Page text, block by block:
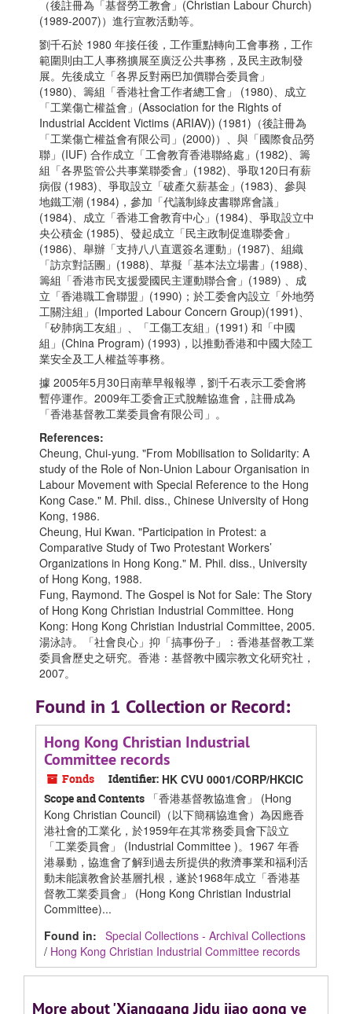
（後註冊為「基督勞工教會」(Christian Labour Church)
(1989-2007)）進行宣教活動等。
劉千石於 1980 年接任後，工作重點轉向工會事務，工作
範圍則由工人事務擴展至廣泛公共事務，及民主政制發
展。先後成立「各界反對兩巴加價聯合委員會」
(1980)、籌組「香港社會工作者總工會」 (1980)、成立
「工業傷亡權益會」(Association for the Rights of
Industrial Accident Victims (ARIAV)) (1981)（後註冊為
「工業傷亡權益會有限公司」(2000)）、與「國際食品勞
聯」(IUF) 合作成立「工會教育香港聯絡處」(1982)、籌
組「各界監管公共事業聯委會」(1982)、爭取120日有薪
病假 (1983)、爭取設立「破產欠薪基金」(1983)、參與
地鐵工潮 (1984)，參加「代議制綠皮書聯席會議」
(1984)、成立「香港工會教育中心」(1984)、爭取設立中
央公積金 (1985)、發起成立「民主政制促進聯委會」
(1986)、舉辦「支持八八直選簽名運動」(1987)、組織
「訪京對話團」(1988)、草擬「基本法立場書」(1988)、
籌組「香港市民支援愛國民主運動聯合會」(1989) 、成
立「香港職工會聯盟」(1990)；於工委會內設立「外地勞
工關注組」(Imported Labour Concern Group)(1991)、
「矽肺病工友組」、「工傷工友組」(1991) 和「中國
組」(China Program) (1993)，以推動香港和中國大陸工
業安全及工人權益等事務。
據 2005年5月30日南華早報報導，劉千石表示工委會將
暫停運作。2009年工委會正式脫離協進會，註冊成為
「香港基督教工業委員會有限公司」。
References:
Cheung, Chui-yung. "From Mobilisation to Solidarity: A
study of the Role of Non-Union Labour Organisation in
Labour Movement with Special Reference to the Hong
Kong Case." M. Phil. diss., Chinese University of Hong
Kong, 1986.
Cheung, Hui Kwan. "Participation in Protest: a
Comparative Study of Two Protestant Workers’
Organizations in Hong Kong." M. Phil. diss., University
of Hong Kong, 1988.
Fung, Raymond. The Gospel is Not for Sale: The Story
of Hong Kong Christian Industrial Committee. Hong
Kong: Hong Kong Christian Industrial Committee, 2005.
湯泳詩。「社會良心」抑「搞事份子」：香港基督教工業
委員會歷史之研究。香港：基督教中國宗教文化研究社，
2007。
Found in 1 Collection or Record:
Hong Kong Christian Industrial
Committee records
Fonds Identifier: HK CVU 0001/CORP/HKCIC
Scope and Contents 「香港基督教協進會」 (Hong
Kong Christian Council)（以下簡稱協進會）為因應香
港社會的工業化，於1959年在其常務委員會下設立
「工業委員會」 (Industrial Committee )。1967 年香
港暴動，協進會了解到過去所提供的救濟事業和福利活
動未能讓教會於基層扎根，遂於1968年成立「香港基
督教工業委員會」 (Hong Kong Christian Industrial
Committee)...
Found in: Special Collections - Archival Collections
/ Hong Kong Christian Industrial Committee records
More about 'Xianggang Jidu jiao gong ye